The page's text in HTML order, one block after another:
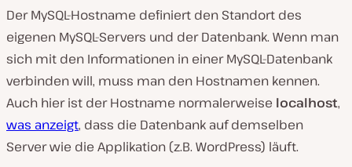
Der MySQL-Hostname definiert den Standort des
eigenen MySQL-Servers und der Datenbank. Wenn man
sich mit den Informationen in einer MySQL-Datenbank
verbinden will, muss man den Hostnamen kennen.
Auch hier ist der Hostname normalerweise localhost,
was anzeigt, dass die Datenbank auf demselben
Server wie die Applikation (z.B. WordPress) läuft.